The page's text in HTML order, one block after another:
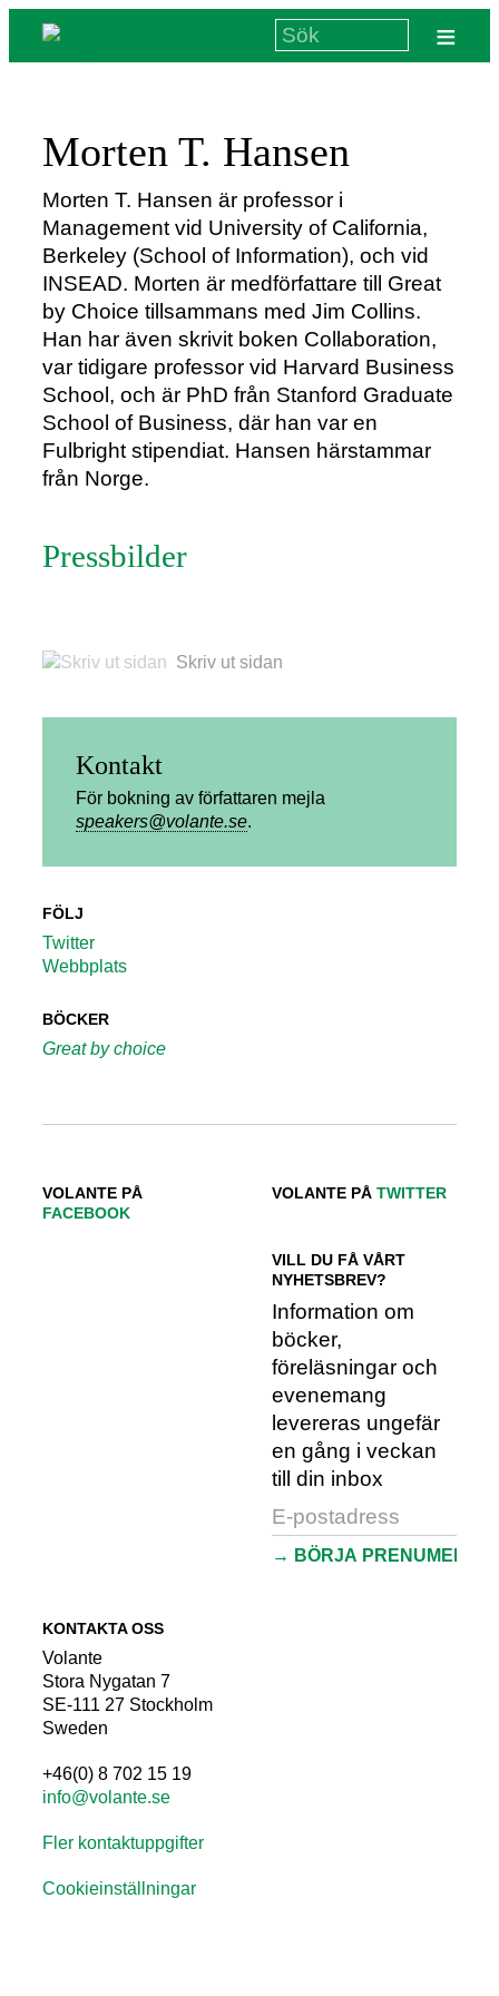
≡
Morten T. Hansen
Morten T. Hansen är professor i
Management vid University of California,
Berkeley (School of Information), och vid
INSEAD. Morten är medförfattare till Great
by Choice tillsammans med Jim Collins.
Han har även skrivit boken Collaboration,
var tidigare professor vid Harvard Business
School, och är PhD från Stanford Graduate
School of Business, där han var en
Fulbright stipendiat. Hansen härstammar
från Norge.
Pressbilder
Skriv ut sidan
Kontakt
För bokning av författaren mejla
speakers@volante.se.
FÖLJ
Twitter
Webbplats
BÖCKER
Great by choice
VOLANTE PÅ
FACEBOOK
VOLANTE PÅ TWITTER
VILL DU FÅ VÅRT
NYHETSBREV?
Information om
böcker,
föreläsningar och
evenemang
levereras ungefär
en gång i veckan
till din inbox
KONTAKTA OSS
Volante
Stora Nygatan 7
SE-111 27 Stockholm
Sweden
+46(0) 8 702 15 19
info@volante.se
Fler kontaktuppgifter
Cookieinställningar